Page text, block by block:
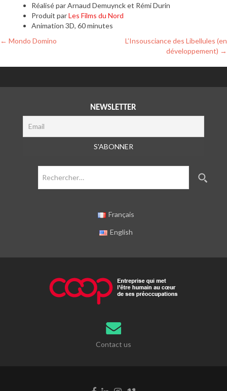
Réalisé par Arnaud Demuynck et Rémi Durin
Produit parLes Films du Nord
Animation 3D, 60 minutes
Navigation
← Mondo Domino
L’Insousciance des Libellules (en
développement) →
NEWSLETTER
Français
English
Contact us